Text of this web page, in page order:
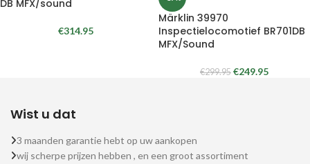
DB MFX/sound
€314.95
Märklin 39970
Inspectielocomotief BR701DB
MFX/Sound
€299.95 €249.95
Wist u dat
3 maanden garantie hebt op uw aankopen
wij scherpe prijzen hebben , en een groot assortiment